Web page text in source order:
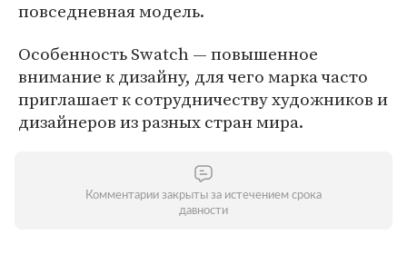
повседневная модель.
Особенность Swatch — повышенное
внимание к дизайну, для чего марка часто
приглашает к сотрудничеству художников и
дизайнеров из разных стран мира.
Комментарии закрыты за истечением срока
давности